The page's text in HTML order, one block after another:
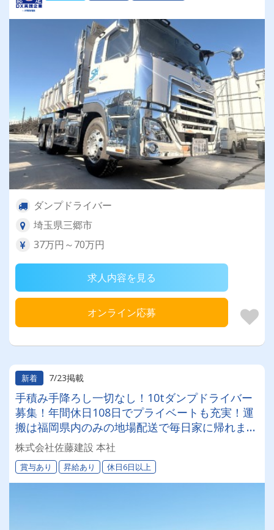
ダンプドライバー
埼玉県三郷市
37万円～70万円
求人内容を見る
オンライン応募
新着 7/23掲載
手積み手降ろし一切なし！10tダンプドライバー
募集！年間休日108日でプライベートも充実！運
搬は福岡県内のみの地場配送で毎日家に帰れます
♪
株式会社佐藤建設 本社
賞与あり 昇給あり 休日6日以上